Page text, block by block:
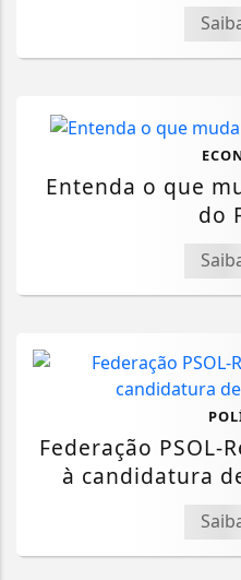
Entenda o que
do
Federação PSOL-
à candidatura